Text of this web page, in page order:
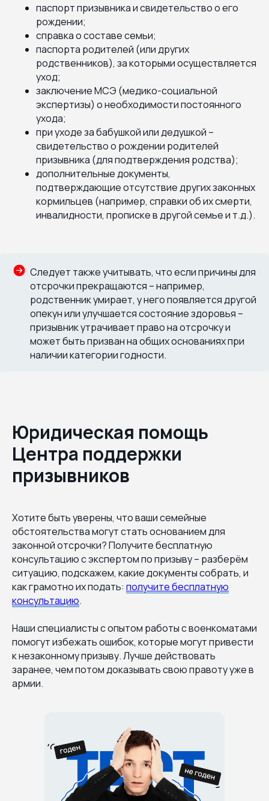
паспорт призывника и свидетельство о его
рождении;
справка о составе семьи;
паспорта родителей (или других
родственников), за которыми осуществляется
уход;
заключение МСЭ (медико-социальной
экспертизы) о необходимости постоянного
ухода;
при уходе за бабушкой или дедушкой –
свидетельство о рождении родителей
призывника (для подтверждения родства);
дополнительные документы,
подтверждающие отсутствие других законных
кормильцев (например, справки об их смерти,
инвалидности, прописке в другой семье и т.д.).
Следует также учитывать, что если причины для
отсрочки прекращаются – например,
родственник умирает, у него появляется другой
опекун или улучшается состояние здоровья –
призывник утрачивает право на отсрочку и
может быть призван на общих основаниях при
наличии категории годности.
Юридическая помощь
Центра поддержки
призывников
Хотите быть уверены, что ваши семейные
обстоятельства могут стать основанием для
законной отсрочки? Получите бесплатную
консультацию с экспертом по призыву – разберём
ситуацию, подскажем, какие документы собрать, и
как грамотно их подать: получите бесплатную
консультацию.
Наши специалисты с опытом работы с военкоматами
помогут избежать ошибок, которые могут привести
к незаконному призыву. Лучше действовать
заранее, чем потом доказывать свою правоту уже в
армии.